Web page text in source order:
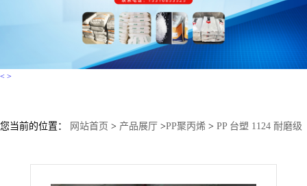
< >
您当前的位置： 网站首页 > 产品展厅 >PP聚丙烯 > PP 台塑 1124 耐磨级